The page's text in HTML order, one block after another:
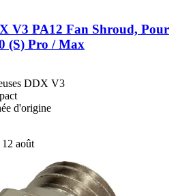
V3 PA12 Fan Shroud, Pour
(S) Pro / Max
DDX V3
d'origine
août